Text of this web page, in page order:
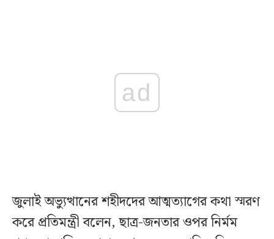
ad
জুলাই অভ্যুত্থানের শহীদদের আত্মত্যাগের কথা স্মরণ
করে প্রতিমন্ত্রী বলেন, ছাত্র-জনতার ওপর নির্মম